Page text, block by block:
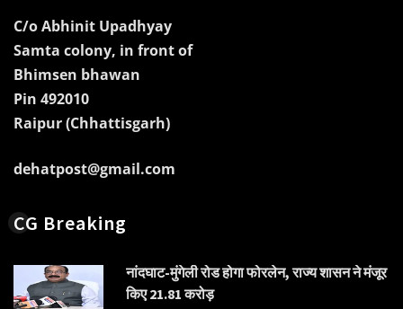
C/o Abhinit Upadhyay
Samta colony, in front of
Bhimsen bhawan
Pin 492010
Raipur (Chhattisgarh)
dehatpost@gmail.com
CG Breaking
नांदघाट-मुंगेली रोड होगा फोरलेन, राज्य शासन ने मंजूर
किए 21.81 करोड़